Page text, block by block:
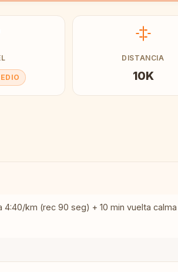
DISTANCIA
10K
km (rec 90 seg) + 10 min vuelta calma |